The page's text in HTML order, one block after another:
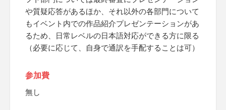
や質疑応答があるほか、それ以外の各部門について
もイベント内での作品紹介プレゼンテーションがあ
るため、日常レベルの日本語対応ができる方に限る
（必要に応じて、自身で通訳を手配することは可）
参加費
無し